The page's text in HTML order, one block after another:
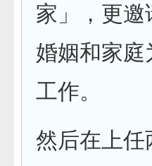
家」，更
婚姻和家
工作。
然后在上任